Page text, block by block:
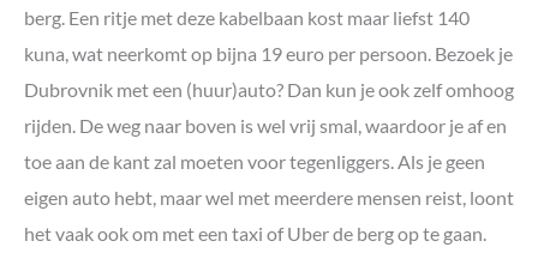
Onze tips voor accommodaties in Dubrovnik
berg. Een ritje met deze kabelbaan kost maar liefst 140
kuna, wat neerkomt op bijna 19 euro per persoon. Bezoek je
Dubrovnik met een (huur)auto? Dan kun je ook zelf omhoog
rijden. De weg naar boven is wel vrij smal, waardoor je af en
toe aan de kant zal moeten voor tegenliggers. Als je geen
eigen auto hebt, maar wel met meerdere mensen reist, loont
het vaak ook om met een taxi of Uber de berg op te gaan.